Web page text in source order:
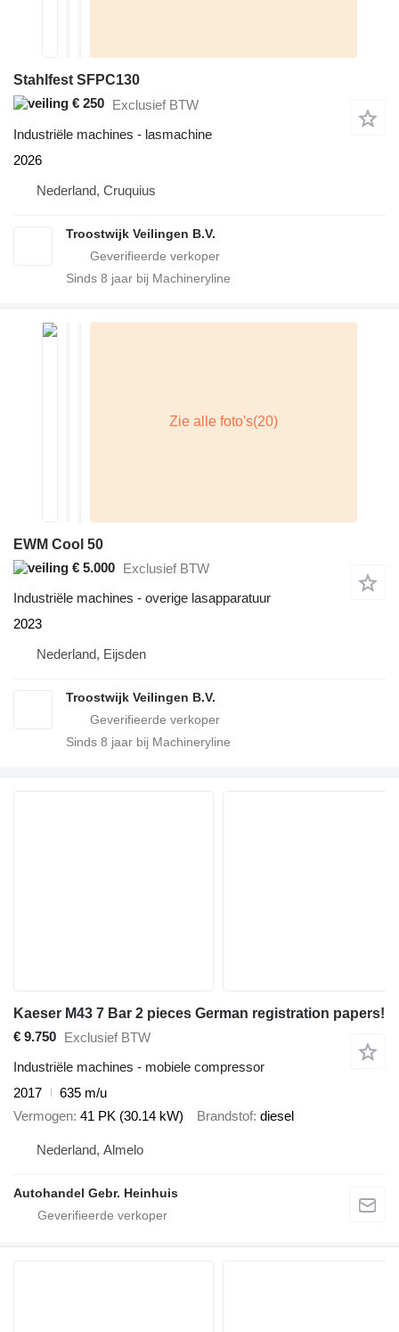
Stahlfest SFPC130
€ 250 Exclusief BTW
Industriële machines - lasmachine
2026
Nederland, Cruquius
Troostwijk Veilingen B.V.
Sinds 8 jaar bij Machineryline
EWM Cool 50
€ 5.000 Exclusief BTW
Industriële machines - overige lasapparatuur
2023
Nederland, Eijsden
Troostwijk Veilingen B.V.
Sinds 8 jaar bij Machineryline
Kaeser M43 7 Bar 2 pieces German registration papers!
€ 9.750 Exclusief BTW
Industriële machines - mobiele compressor
2017
635 m/u
Vermogen 41 PK (30.14 kW) Brandstof diesel
Nederland, Almelo
Autohandel Gebr. Heinhuis